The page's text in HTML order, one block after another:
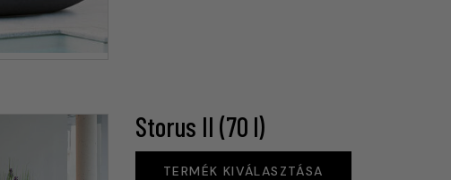
Storus II (70 l)
TERMÉK KIVÁLASZTÁSA